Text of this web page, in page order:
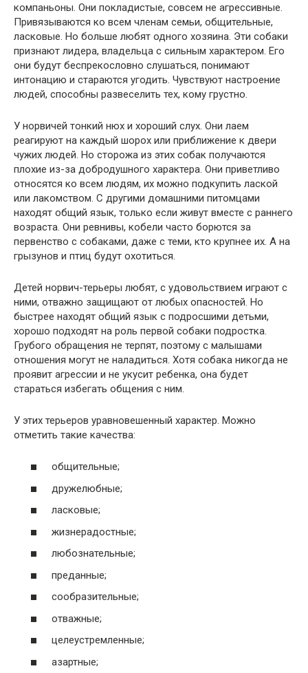
компаньоны. Они покладистые, совсем не агрессивные.
Привязываются ко всем членам семьи, общительные,
ласковые. Но больше любят одного хозяина. Эти собаки
признают лидера, владельца с сильным характером. Его
они будут беспрекословно слушаться, понимают
интонацию и стараются угодить. Чувствуют настроение
людей, способны развеселить тех, кому грустно.
У норвичей тонкий нюх и хороший слух. Они лаем
реагируют на каждый шорох или приближение к двери
чужих людей. Но сторожа из этих собак получаются
плохие из-за добродушного характера. Они приветливо
относятся ко всем людям, их можно подкупить лаской
или лакомством. С другими домашними питомцами
находят общий язык, только если живут вместе с раннего
возраста. Они ревнивы, кобели часто борются за
первенство с собаками, даже с теми, кто крупнее их. А на
грызунов и птиц будут охотиться.
Детей норвич-терьеры любят, с удовольствием играют с
ними, отважно защищают от любых опасностей. Но
быстрее находят общий язык с подросшими детьми,
хорошо подходят на роль первой собаки подростка.
Грубого обращения не терпят, поэтому с малышами
отношения могут не наладиться. Хотя собака никогда не
проявит агрессии и не укусит ребенка, она будет
стараться избегать общения с ним.
У этих терьеров уравновешенный характер. Можно
отметить такие качества:
общительные;
дружелюбные;
ласковые;
жизнерадостные;
любознательные;
преданные;
сообразительные;
отважные;
целеустремленные;
азартные;